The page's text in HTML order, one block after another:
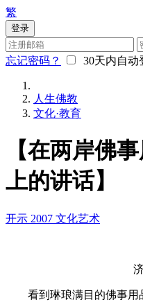
繁
登录
忘记密码？ 30天内自动
人生佛教
文化·教育
【在两岸佛
上的讲话】
开示 2007 文化艺术
看到琳琅满目的佛事用